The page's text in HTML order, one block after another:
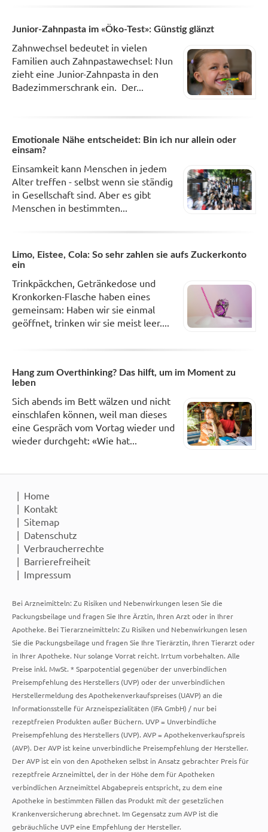
Junior-Zahnpasta im «Öko-Test»: Günstig glänzt
Zahnwechsel bedeutet in vielen
Familien auch Zahnpastawechsel: Nun
zieht eine Junior-Zahnpasta in den
Badezimmerschrank ein. Der...
Emotionale Nähe entscheidet: Bin ich nur allein oder
einsam?
Einsamkeit kann Menschen in jedem
Alter treffen - selbst wenn sie ständig
in Gesellschaft sind. Aber es gibt
Menschen in bestimmten...
Limo, Eistee, Cola: So sehr zahlen sie aufs Zuckerkonto
ein
Trinkpäckchen, Getränkedose und
Kronkorken-Flasche haben eines
gemeinsam: Haben wir sie einmal
geöffnet, trinken wir sie meist leer....
Hang zum Overthinking? Das hilft, um im Moment zu
leben
Sich abends im Bett wälzen und nicht
einschlafen können, weil man dieses
eine Gespräch vom Vortag wieder und
wieder durchgeht: «Wie hat...
Home
Kontakt
Sitemap
Datenschutz
Verbraucherrechte
Barrierefreiheit
Impressum
Bei Arzneimitteln: Zu Risiken und Nebenwirkungen lesen Sie die
Packungsbeilage und fragen Sie Ihre Ärztin, Ihren Arzt oder in Ihrer
Apotheke. Bei Tierarzneimitteln: Zu Risiken und Nebenwirkungen lesen
Sie die Packungsbeilage und fragen Sie Ihre Tierärztin, Ihren Tierarzt oder
in Ihrer Apotheke. Nur solange Vorrat reicht. Irrtum vorbehalten. Alle
Preise inkl. MwSt. * Sparpotential gegenüber der unverbindlichen
Preisempfehlung des Herstellers (UVP) oder der unverbindlichen
Herstellermeldung des Apothekenverkaufspreises (UAVP) an die
Informationsstelle für Arzneispezialitäten (IFA GmbH) / nur bei
rezeptfreien Produkten außer Büchern. UVP = Unverbindliche
Preisempfehlung des Herstellers (UVP). AVP = Apothekenverkaufspreis
(AVP). Der AVP ist keine unverbindliche Preisempfehlung der Hersteller.
Der AVP ist ein von den Apotheken selbst in Ansatz gebrachter Preis für
rezeptfreie Arzneimittel, der in der Höhe dem für Apotheken
verbindlichen Arzneimittel Abgabepreis entspricht, zu dem eine
Apotheke in bestimmten Fällen das Produkt mit der gesetzlichen
Krankenversicherung abrechnet. Im Gegensatz zum AVP ist die
gebräuchliche UVP eine Empfehlung der Hersteller.